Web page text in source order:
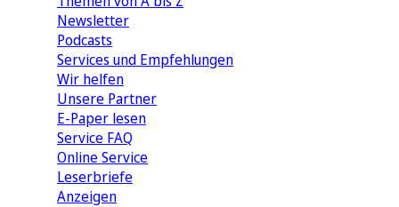
Newsletter
Podcasts
Services und Empfehlungen
Wir helfen
Unsere Partner
E-Paper lesen
Service FAQ
Online Service
Leserbriefe
Anzeigen